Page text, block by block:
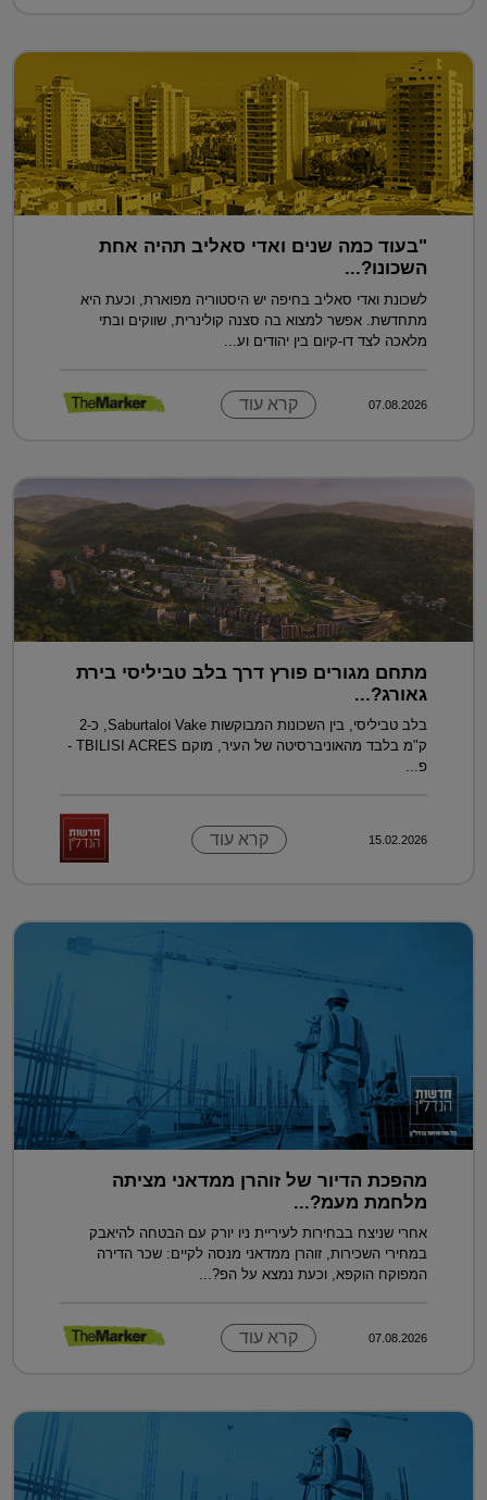
"בעוד כמה שנים ואדי סאליב תהיה אחת
השכונו?...
לשכונת ואדי סאליב בחיפה יש היסטוריה מפוארת, וכעת היא
מתחדשת. אפשר למצוא בה סצנה קולינרית, שווקים ובתי
מלאכה לצד דו-קיום בין יהודים וע...
07.08.2026 קרא עוד
מתחם מגורים פורץ דרך בלב טביליסי בירת
גאורג?...
בלב טביליסי, בין השכונות המבוקשות Vake וSaburtalo, כ-2
ק"מ בלבד מהאוניברסיטה של העיר, מוקם TBILISI ACRES -
פ...
15.02.2026 קרא עוד
מהפכת הדיור של זוהרן ממדאני מציתה
מלחמת מעמ?...
אחרי שניצח בבחירות לעיריית ניו יורק עם הבטחה להיאבק
במחירי השכירות, זוהרן ממדאני מנסה לקיים: שכר הדירה
המפוקח הוקפא, וכעת נמצא על הפ?...
07.08.2026 קרא עוד